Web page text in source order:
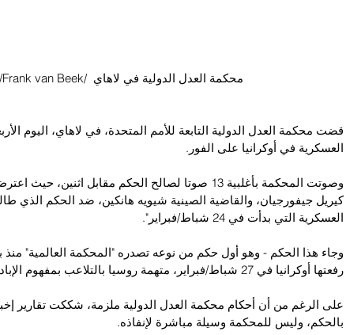
UN Photo/ICJ-CIJ/Frank van Beek/  محكمة العدل الدولية في لاهاي
قضت محكمة العدل الدولية التابعة للأمم المتحدة، في لاهاي، اليوم
العسكرية في أوكرانيا على الفور.
وصوتت المحكمة بأغلبية 13 صوتا لصالح الحكم مقابل
كيريل جيفورجيان، والقاضية الصينية شيويه هانكين، ضد الحكم الذي
العسكرية التي بدأت في 24 شباط/فبراير".
وجاء هذا الحكم - وهو أول حكم من نوعه تصدره "المحكمة العالمية"
رفعتها أوكرانيا في 27 شباط/فبراير، متهمة روسيا بالتلاعب بمفهوم الإبادة الجماعية لتبرير عدوانها العسكري.
على الرغم من أن أحكام محكمة العدل الدولية ملزمة، شككت تقارير
بالحكم، وليس للمحكمة وسيلة مباشرة لإنفاذه.